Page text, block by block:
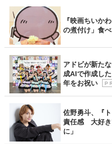
『映画ちいか
の煮付け」食
アドビが新た
成AIで作成し
年をお祝い
P
佐野勇斗、『
責任感 大好き
に」